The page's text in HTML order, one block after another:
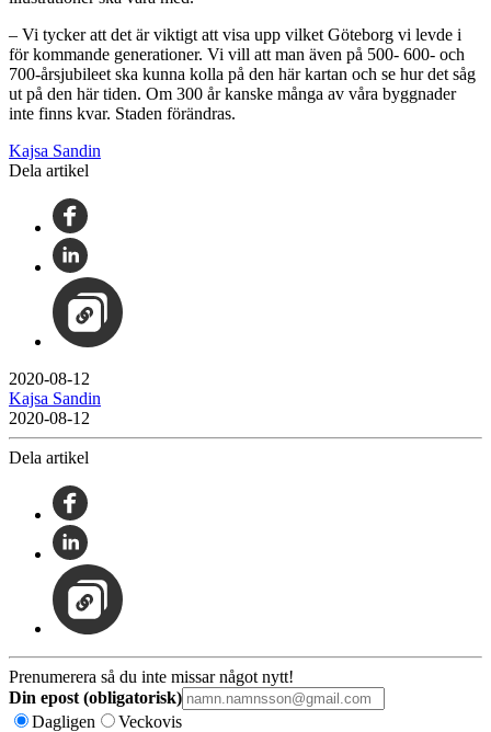
– Vi tycker att det är viktigt att visa upp vilket Göteborg vi levde i
för kommande generationer. Vi vill att man även på 500- 600- och
700-årsjubileet ska kunna kolla på den här kartan och se hur det såg
ut på den här tiden. Om 300 år kanske många av våra byggnader
inte finns kvar. Staden förändras.
Kajsa Sandin
Dela artikel
2020-08-12
Kajsa Sandin
2020-08-12
Dela artikel
Prenumerera så du inte missar något nytt!
Din epost (obligatorisk)
Dagligen
Veckovis